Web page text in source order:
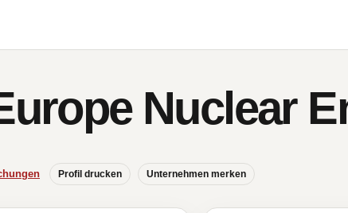
Nuclear
Profil drucken Unternehmen merken